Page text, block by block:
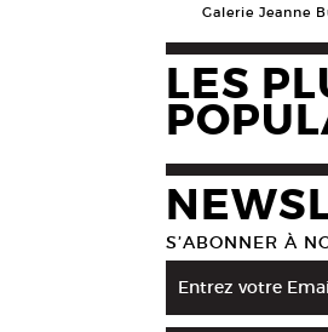
Galerie Jeanne
LES
S’ABONNER À